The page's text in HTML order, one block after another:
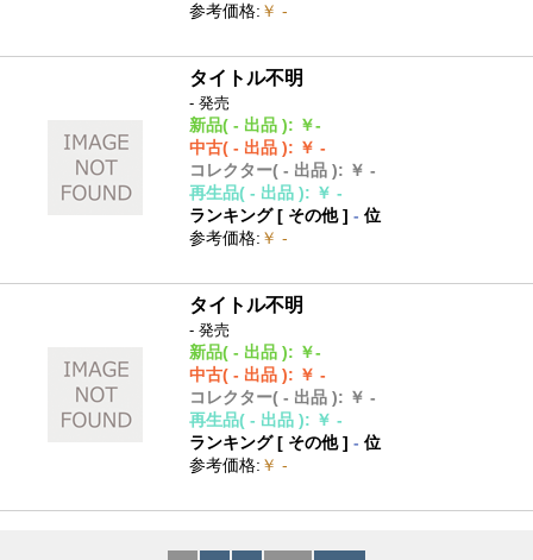
参考価格: ￥ -
タイトル不明
- 発売
新品( - 出品 ): ￥-
中古( - 出品 ): ￥ -
コレクター( - 出品 ): ￥ -
再生品( - 出品 ): ￥ -
ランキング [ その他]- 位
参考価格: ￥ -
タイトル不明
- 発売
新品( - 出品 ): ￥-
中古( - 出品 ): ￥ -
コレクター( - 出品 ): ￥ -
再生品( - 出品 ): ￥ -
ランキング [ その他]- 位
参考価格: ￥ -